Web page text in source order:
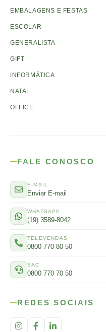
EMBALAGENS E FESTAS
ESCOLAR
GENERALISTA
GIFT
INFORMÁTICA
NATAL
OFFICE
FALE CONOSCO
E-MAIL
Enviar E-mail
WHATSAPP
(19) 3589-8042
TELEVENDAS
0800 770 80 50
SAC
0800 770 70 50
REDES SOCIAIS